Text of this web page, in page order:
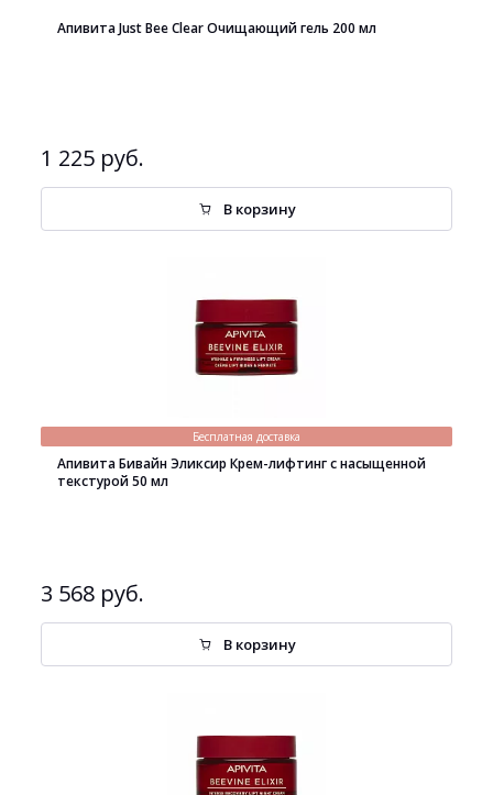
Апивита Just Bee Clear Очищающий гель 200 мл
1 225 руб.
В корзину
Бесплатная доставка
Апивита Бивайн Эликсир Крем-лифтинг с насыщенной
текстурой 50 мл
3 568 руб.
В корзину